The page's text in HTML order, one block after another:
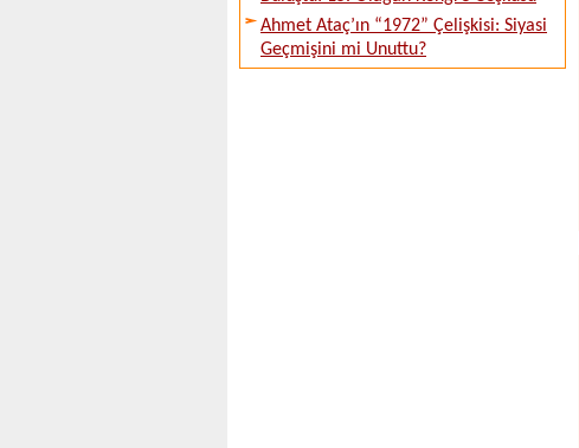
Ahmet Ataç’ın “1972” Çelişkisi: Siyasi
Geçmişini mi Unuttu?